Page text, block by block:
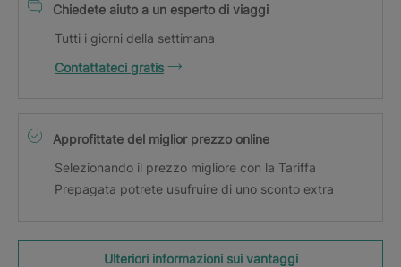
Chiedete aiuto a un esperto di viaggi
Tutti i giorni della settimana
Contattateci gratis
Approfittate del miglior prezzo online
Selezionando il prezzo migliore con la Tariffa
Prepagata potrete usufruire di uno sconto extra
Ulteriori informazioni sui vantaggi